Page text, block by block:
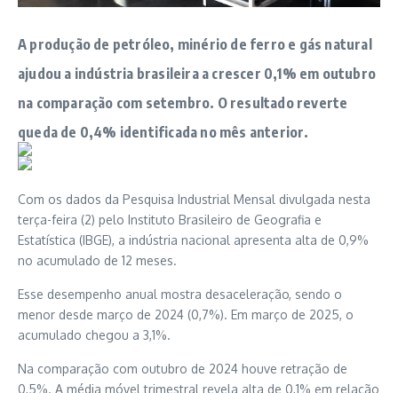
A produção de petróleo, minério de ferro e gás natural
ajudou a indústria brasileira a crescer 0,1% em outubro
na comparação com setembro. O resultado reverte
queda de 0,4% identificada no mês anterior.
Com os dados da Pesquisa Industrial Mensal divulgada nesta
terça-feira (2) pelo Instituto Brasileiro de Geografia e
Estatística (IBGE), a indústria nacional apresenta alta de 0,9%
no acumulado de 12 meses.
Esse desempenho anual mostra desaceleração, sendo o
menor desde março de 2024 (0,7%). Em março de 2025, o
acumulado chegou a 3,1%.
Na comparação com outubro de 2024 houve retração de
0,5%. A média móvel trimestral revela alta de 0,1% em relação